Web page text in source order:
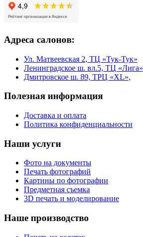
Адреса салонов:
Ул. Матвеевская 2, ТЦ «Тук-Тук»
Ленинградское ш. вл.5, ТЦ «Лига»
Дмитровское ш. 89, ТРЦ «XL»,
Полезная информация
Доставка и оплата
Политика конфиденциальности
Наши услуги
Фото на документы
Печать фотографий
Картины по фотографии
Предметная съемка
3D печать и моделирование
Наше производство